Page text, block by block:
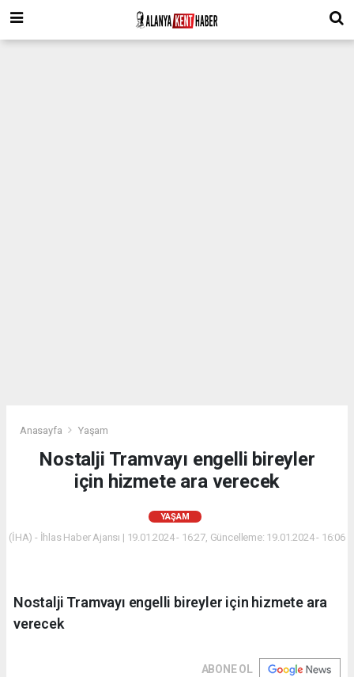
Anasayfa Yaşam
Nostalji Tramvayı engelli bireyler
için hizmete ara verecek
YAŞAM
(İHA) - İhlas Haber Ajansı | 19.01.2024 - 16:27, Güncelleme: 19.01.2024 - 16:06
Nostalji Tramvayı engelli bireyler için hizmete ara
verecek
ABONE OL